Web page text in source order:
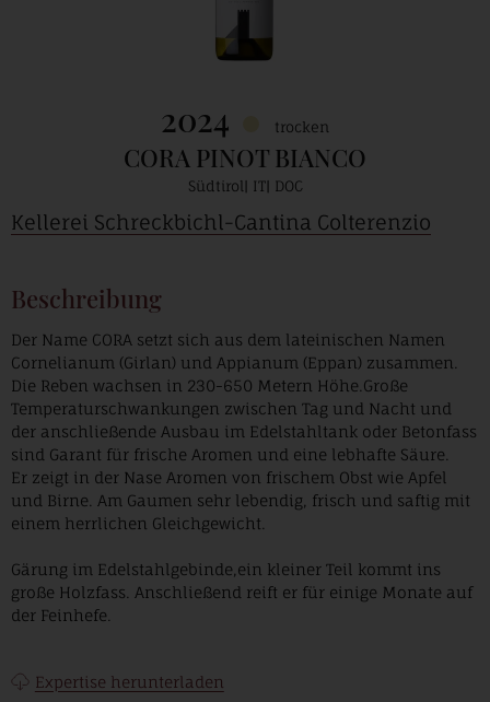
2024 trocken
CORA PINOT BIANCO
Südtirol IT DOC
Kellerei Schreckbichl-Cantina Colterenzio
Beschreibung
Der Name CORA setzt sich aus dem lateinischen Namen
Cornelianum (Girlan) und Appianum (Eppan) zusammen.
Die Reben wachsen in 230-650 Metern Höhe.Große
Temperaturschwankungen zwischen Tag und Nacht und
der anschließende Ausbau im Edelstahltank oder Betonfass
sind Garant für frische Aromen und eine lebhafte Säure.
Er zeigt in der Nase Aromen von frischem Obst wie Apfel
und Birne. Am Gaumen sehr lebendig, frisch und saftig mit
einem herrlichen Gleichgewicht.
Gärung im Edelstahlgebinde,ein kleiner Teil kommt ins
große Holzfass. Anschließend reift er für einige Monate auf
der Feinhefe.
Expertise herunterladen